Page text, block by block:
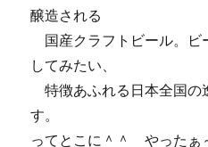
醸造される
国産クラフトビール。ビ
してみたい、
特徴あふれる日本全国の
す。
ってとこに＾＾ やったぁ